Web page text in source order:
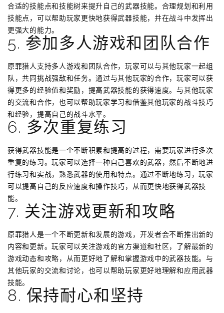
合适的技能点和技能树来提升自己的武器技能。合理规划和利用
技能点，可以帮助玩家更快地获得武器技能，并在战斗中发挥出
更强大的能力。
5. 参加多人游戏和团队合作
原罪猎人支持多人游戏和团队合作，玩家可以与其他玩家一起组
队，共同挑战强敌和任务。通过与其他玩家的合作，玩家可以获
得更多的经验值和奖励，提高武器技能的获得速度。与其他玩家
的交流和合作，也可以帮助玩家学习和借鉴其他玩家的战斗技巧
和经验，提高自己的战斗水平。
6. 多次重复练习
获得武器技能是一个不断积累和提高的过程，需要玩家进行多次
重复的练习。玩家可以选择一种自己喜欢的武器，然后不断地进
行练习和实战，熟悉武器的使用和特点。通过不断地练习，玩家
可以提高自己的反应速度和操作技巧，从而更快地获得武器技
能。
7. 关注游戏更新和攻略
原罪猎人是一个不断更新和发展的游戏，开发者会不断推出新的
内容和更新。玩家可以关注游戏的官方渠道和社区，了解最新的
游戏动态和攻略，从而更好地了解和掌握游戏中的武器技能。与
其他玩家的交流和讨论，也可以帮助玩家更好地理解和应用武器
技能。
8. 保持耐心和坚持